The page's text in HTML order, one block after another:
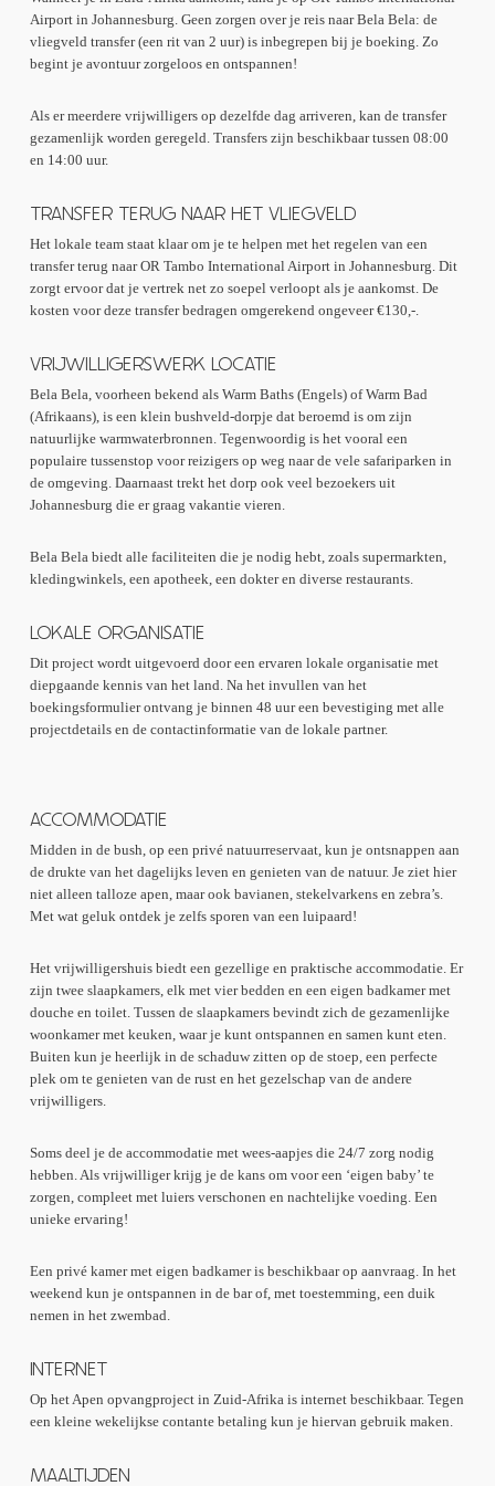
Dankzij de toewijding van het personeel, vrijwilligers en
samenwerkingspartners biedt het project Blauwe Apen een tweede kans.
Ze kunnen weer vrij en gezond leven in hun natuurlijke omgeving. Het
verschillende taken en krijg je tijd om alles te leren. Zodra je gewend
bent, krijg je meer verantwoordelijkheid en taken die bij jouw
vaardigheden passen.
Wat kun je meenemen?
Vrijwilligers vragen vaak of ze iets kunnen meenemen dat het centrum
kan gebruiken. Hier zijn wat suggesties:
Luiers (nieuwgeboren tot maat 3)
Babyflessen (50 ml en 250 ml) en speentjes
Zachte babydekens en speeltjes
Tennisballen
Babyflessenborstels
Maak een verschil!
Vrijwilligerswerk bij het Apen Opvangproject biedt je niet alleen de kans
om Blauwe Apen en andere dieren te helpen, maar geeft je ook een
onvergetelijke ervaring in Zuid-Afrika. Met jouw hulp kunnen we deze
dieren de zorg en bescherming bieden die ze verdienen. Ben jij er klaar
voor?
Airport in Johannesburg. Geen zorgen over je reis naar Bela Bela: de
vliegveld transfer (een rit van 2 uur) is inbegrepen bij je boeking. Zo
begint je avontuur zorgeloos en ontspannen!
Als er meerdere vrijwilligers op dezelfde dag arriveren, kan de transfer
gezamenlijk worden geregeld. Transfers zijn beschikbaar tussen 08:00
en 14:00 uur.
TRANSFER TERUG NAAR HET VLIEGVELD
Het lokale team staat klaar om je te helpen met het regelen van een
transfer terug naar OR Tambo International Airport in Johannesburg. Dit
zorgt ervoor dat je vertrek net zo soepel verloopt als je aankomst. De
kosten voor deze transfer bedragen omgerekend ongeveer €130,-.
VRIJWILLIGERSWERK LOCATIE
Bela Bela, voorheen bekend als Warm Baths (Engels) of Warm Bad
(Afrikaans), is een klein bushveld-dorpje dat beroemd is om zijn
natuurlijke warmwaterbronnen. Tegenwoordig is het vooral een
populaire tussenstop voor reizigers op weg naar de vele safariparken in
de omgeving. Daarnaast trekt het dorp ook veel bezoekers uit
Johannesburg die er graag vakantie vieren.
Bela Bela biedt alle faciliteiten die je nodig hebt, zoals supermarkten,
kledingwinkels, een apotheek, een dokter en diverse restaurants.
LOKALE ORGANISATIE
Dit project wordt uitgevoerd door een ervaren lokale organisatie met
diepgaande kennis van het land. Na het invullen van het
boekingsformulier ontvang je binnen 48 uur een bevestiging met alle
projectdetails en de contactinformatie van de lokale partner.
ACCOMMODATIE
Midden in de bush, op een privé natuurreservaat, kun je ontsnappen aan
de drukte van het dagelijks leven en genieten van de natuur. Je ziet hier
niet alleen talloze apen, maar ook bavianen, stekelvarkens en zebra’s.
Met wat geluk ontdek je zelfs sporen van een luipaard!
Het vrijwilligershuis biedt een gezellige en praktische accommodatie. Er
zijn twee slaapkamers, elk met vier bedden en een eigen badkamer met
douche en toilet. Tussen de slaapkamers bevindt zich de gezamenlijke
woonkamer met keuken, waar je kunt ontspannen en samen kunt eten.
Buiten kun je heerlijk in de schaduw zitten op de stoep, een perfecte
plek om te genieten van de rust en het gezelschap van de andere
vrijwilligers.
Soms deel je de accommodatie met wees-aapjes die 24/7 zorg nodig
hebben. Als vrijwilliger krijg je de kans om voor een ‘eigen baby’ te
zorgen, compleet met luiers verschonen en nachtelijke voeding. Een
unieke ervaring!
Een privé kamer met eigen badkamer is beschikbaar op aanvraag. In het
weekend kun je ontspannen in de bar of, met toestemming, een duik
nemen in het zwembad.
INTERNET
Op het Apen opvangproject in Zuid-Afrika is internet beschikbaar. Tegen
een kleine wekelijkse contante betaling kun je hiervan gebruik maken.
MAALTIJDEN